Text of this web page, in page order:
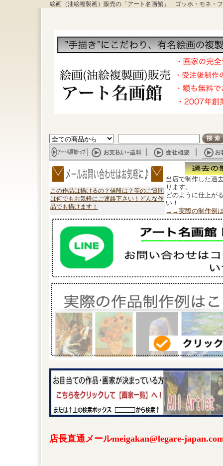
絵画（油絵複製画）販売の「アート名画館」 ゴッホ・モネ・
この作品は描けるの？値段は？等のご質問
は何でもお気軽にご連絡下さい！どんな作
品でも描けます！
当店で制作した過
ります。
どのように仕上が
い！
→→実際の制作例
店長直通メールmeigakan@legare-